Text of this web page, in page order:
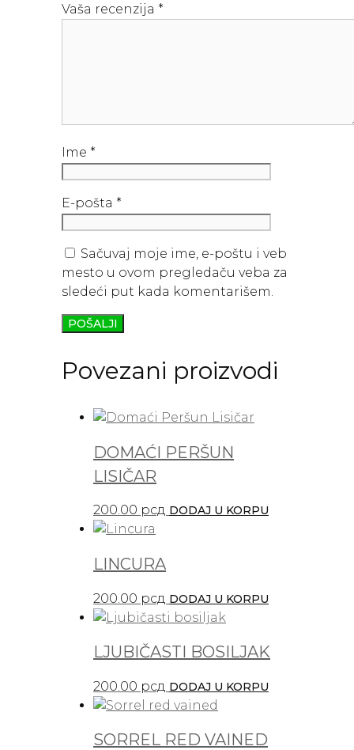
Vaša recenzija *
Ime *
E-pošta *
Sačuvaj moje ime, e-poštu i veb
mesto u ovom pregledaču veba za
sledeći put kada komentarišem.
Povezani proizvodi
DOMAĆI PERŠUN
LISIČAR
200.00 рсд DODAJ U KORPU
LINCURA
200.00 рсд DODAJ U KORPU
LJUBIČASTI BOSILJAK
200.00 рсд DODAJ U KORPU
SORREL RED VAINED